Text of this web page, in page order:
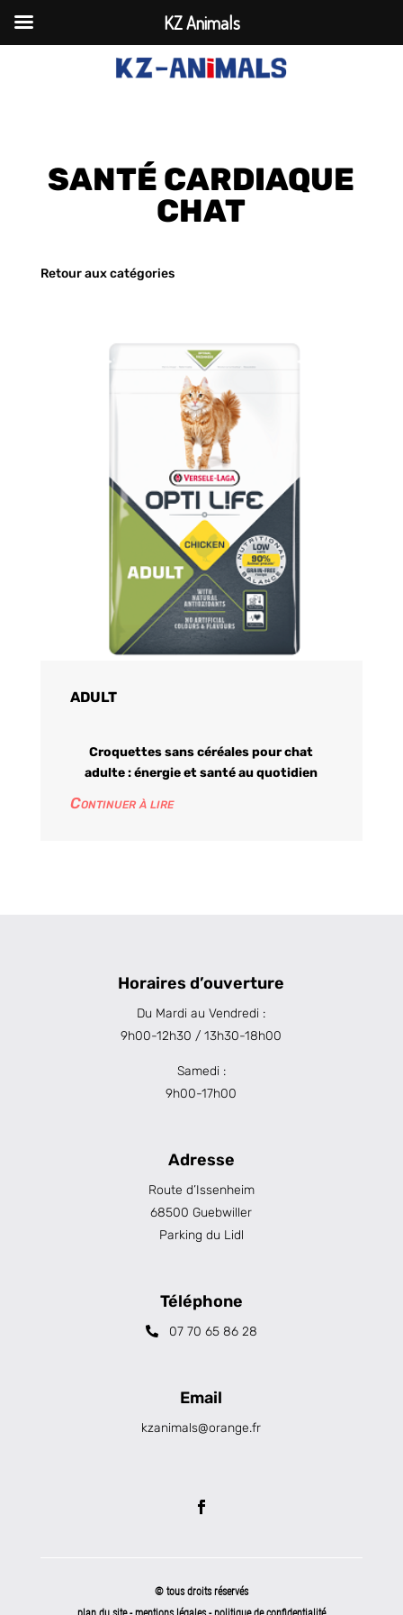
SANTÉ CARDIAQUE
CHAT
Retour aux catégories
ADULT
Croquettes sans céréales pour chat
adulte : énergie et santé au quotidien
Continuer à lire
Horaires d’ouverture
Du Mardi au Vendredi :
9h00-12h30 / 13h30-18h00
Samedi :
9h00-17h00
Adresse
Route d’Issenheim
68500 Guebwiller
Parking du Lidl
Téléphone
07 70 65 86 28
Email
kzanimals@orange.fr
© tous droits réservés
KZ Animals